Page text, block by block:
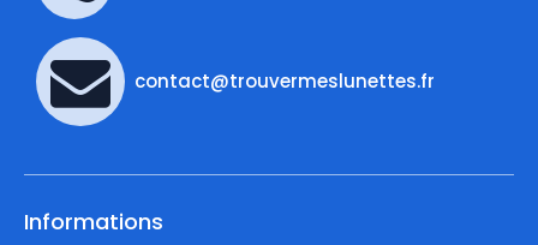
contact@trouvermeslunettes.fr
Informations